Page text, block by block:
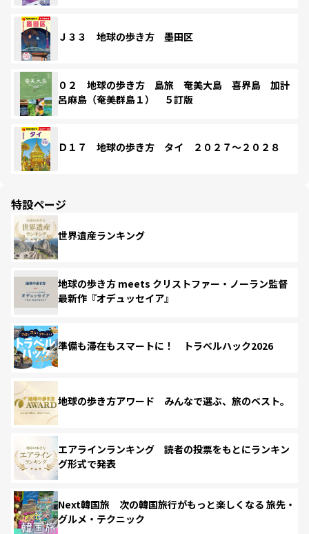
Ｊ３３ 地球の歩き方 墨田区
０２ 地球の歩き方 島旅 奄美大島 喜界島 加計
呂麻島（奄美群島１） ５訂版
Ｄ１７ 地球の歩き方 タイ ２０２７～２０２８
特設ページ
世界遺産ランキング
地球の歩き方 meets クリストファー・ノーラン監督
最新作『オデュッセイア』
準備も滞在もスマートに！ トラベルハック2026
地球の歩き方アワード みんなで選ぶ、旅のベスト。
エアラインランキング 読者の投票をもとにランキン
グ形式で発表
Next韓国旅 次の韓国旅行がもっと楽しくなる 旅先・
グルメ・テクニック